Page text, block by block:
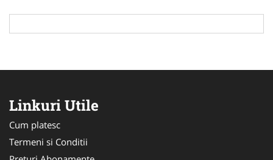
Linkuri Utile
Cum platesc
Termeni si Conditii